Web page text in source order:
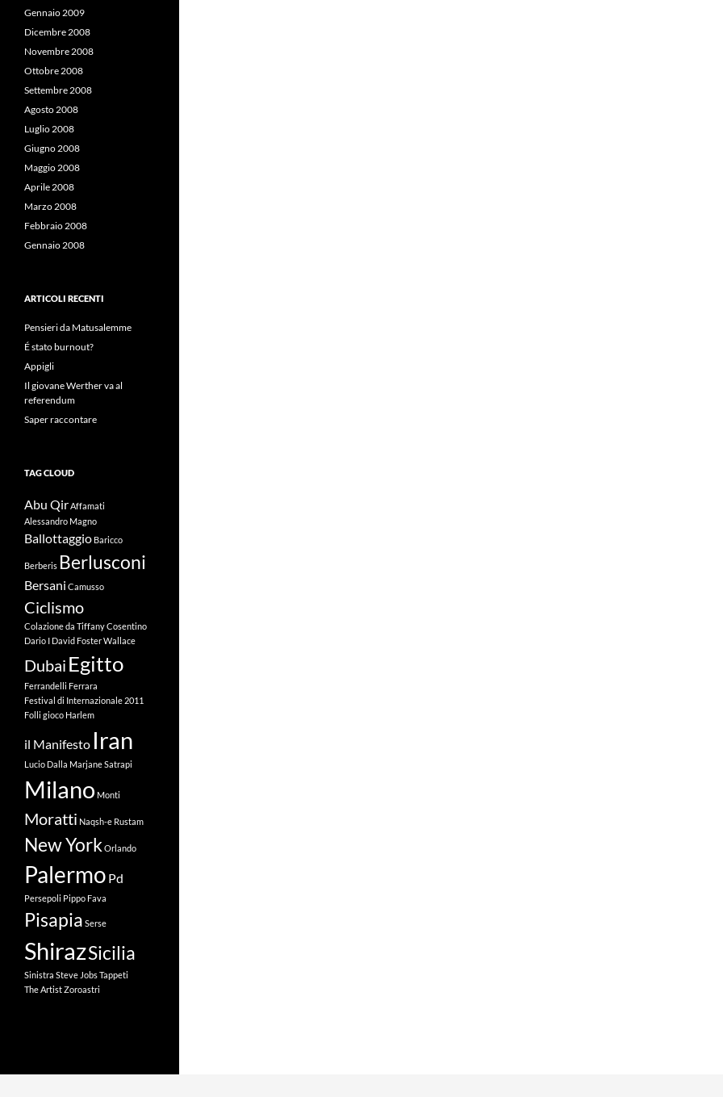
Gennaio 2009
Dicembre 2008
Novembre 2008
Ottobre 2008
Settembre 2008
Agosto 2008
Luglio 2008
Giugno 2008
Maggio 2008
Aprile 2008
Marzo 2008
Febbraio 2008
Gennaio 2008
ARTICOLI RECENTI
Pensieri da Matusalemme
É stato burnout?
Appigli
Il giovane Werther va al
referendum
Saper raccontare
TAG CLOUD
Abu QirAffamati
Alessandro Magno
Ballottaggio Baricco
Berberis Berlusconi
Bersani Camusso
Ciclismo
Colazione da TiffanyCosentino
Dario I David Foster Wallace
Dubai Egitto
Ferrandelli Ferrara
Festival di Internazionale 2011
Folli gioco Harlem
il Manifesto Iran
Lucio Dalla Marjane Satrapi
Milano Monti
Moratti Naqsh-e Rustam
New York Orlando
Palermo Pd
Persepoli Pippo Fava
Pisapia Serse
ShirazSicilia
Sinistra Steve JobsTappeti
The ArtistZoroastri